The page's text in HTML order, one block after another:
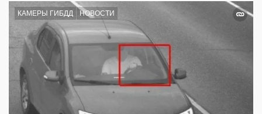
КАМЕРЫ ГИБДД НОВОСТИ